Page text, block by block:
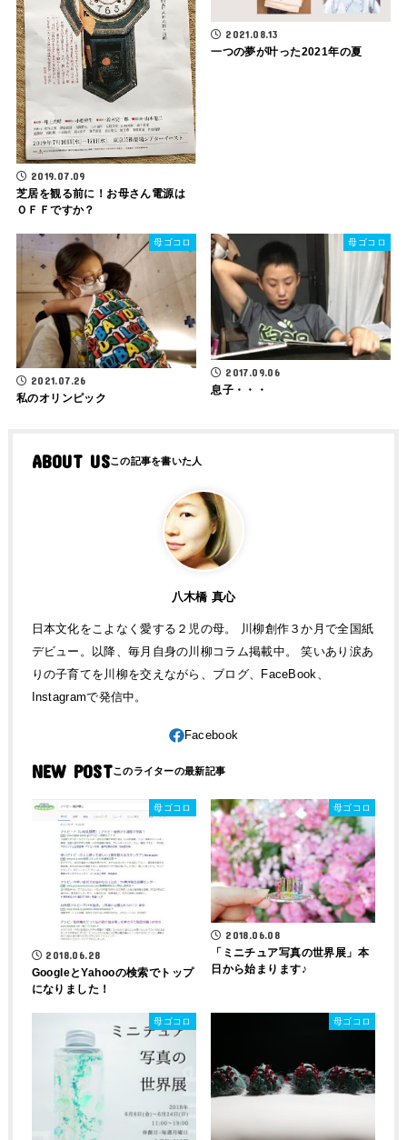
2019.07.09
芝居を観る前に！お母さん電源は
ＯＦＦですか？
2021.08.13
一つの夢が叶った2021年の夏
母ゴコロ
2021.07.26
私のオリンピック
母ゴコロ
2017.09.06
息子・・・
ABOUT US
八木橋 真心
日本文化をこよなく愛する２児の母。 川柳創作３か月で全国紙
デビュー。以降、毎月自身の川柳コラム掲載中。 笑いあり涙あ
りの子育てを川柳を交えながら、ブログ、FaceBook、
Instagramで発信中。
NEW POST
母ゴコロ
2018.06.28
GoogleとYahooの検索でトップ
になりました！
母ゴコロ
2018.06.08
「ミニチュア写真の世界展」本
日から始まります♪
母ゴコロ 母ゴコロ